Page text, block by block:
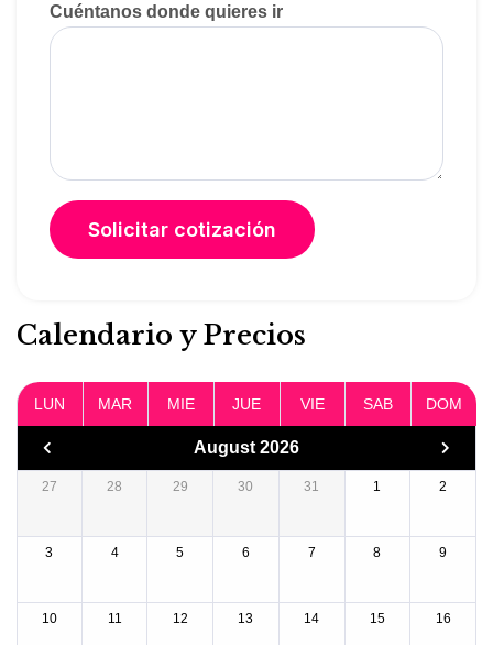
Cuéntanos donde quieres ir
Calendario y Precios
LUN MAR MIE JUE VIE SAB DOM
August 2026
27 28 29 30 31 1 2
3 4 5 6 7 8 9
10 11 12 13 14 15 16